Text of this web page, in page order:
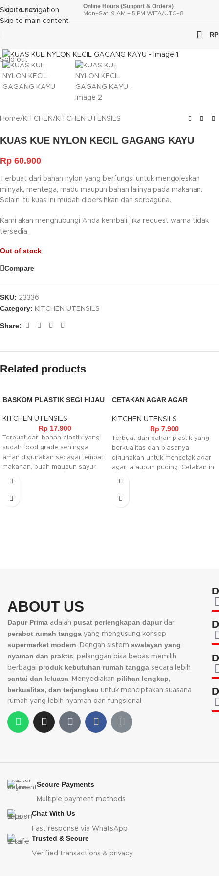
Skip to navigation
Skip to main content
CURRENCY Online Hours (Support & Orders)
Mon–Sat: 9 AM – 5 PM WITA/UTC+8
RP
Sold out
Home/ KITCHEN/ KITCHEN UTENSILS
KUAS KUE NYLON KECIL GAGANG KAYU
Rp 60.900
Terbuat dari bahan nylon yang berfungsi untuk mengoleskan
minyak, mentega, madu maupun bahan laiinya pada makanan.
Selain itu kuas ini mudah dibersihkan dan serbaguna.
Kami akan menghubungi Anda kembali, jika request warna tidak
tersedia.
Out of stock
Compare
SKU: 23336
Category: KITCHEN UTENSILS
Share:
Related products
BASKOM PLASTIK SEGI HIJAU
KITCHEN UTENSILS
Rp 17.900
Terbuat dari bahan plastik yang
sudah food grade sehingga
aman digunakan sebagai tempat
makanan, buah maupun sayur
terang yang menambah kesan
CETAKAN AGAR AGAR
KITCHEN UTENSILS
Rp 7.900
Terbuat dari bahan plastik yang
berkualitas dan biasanya
digunakan untuk mencetak agar
agar, ataupun puding. Cetakan ini
aman digunakan dan mudah
ABOUT US
Dapur Prima adalah pusat perlengkapan dapurdan
perabot rumah tangga yang mengusung konsep
supermarket modern. Dengan sistem swalayan yang
nyaman dan praktis, pelanggan bisa bebas memilih
berbagai produk kebutuhan rumah tangga secara lebih
santai dan leluasa. Menyediakan pilihan lengkap,
berkualitas, dan terjangkau untuk menciptakan suasana
rumah yang lebih nyaman dan fungsional.
Secure Payments
Multiple payment methods
Chat With Us
Fast response via WhatsApp
Trusted & Secure
Verified transactions & privacy